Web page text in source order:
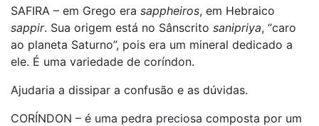
SAFIRA – em Grego era sappheiros, em Hebraico
sappir. Sua origem está no Sânscrito sanipriya, “caro
ao planeta Saturno”, pois era um mineral dedicado a
ele. É uma variedade de coríndon.
Ajudaria a dissipar a confusão e as dúvidas.
CORÍNDON – é uma pedra preciosa composta por um